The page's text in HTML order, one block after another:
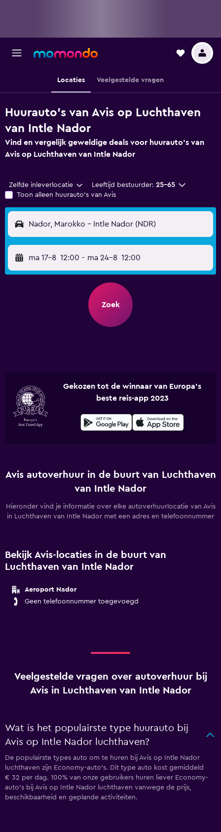
Locaties Veelgestelde vragen
Huurauto's van Avis op Luchthaven
van Intle Nador
Vind en vergelijk geweldige deals voor huurauto's van
Avis op Luchthaven van Intle Nador
Zelfde inleverlocatie Leeftijd bestuurder: 25-65
Toon alleen huurauto's van Avis
Nador, Marokko - Intle Nador (NDR)
ma 17-8 12:00 - ma 24-8 12:00
Zoek
Gekozen tot de winnaar van Europa's
beste reis-app 2023
Avis autoverhuur in de buurt van Luchthaven
van Intle Nador
Hieronder vind je informatie over elke autoverhuurlocatie van Avis
in Luchthaven van Intle Nador met een adres en telefoonnummer
Bekijk Avis-locaties in de buurt van
Luchthaven van Intle Nador
Aeroport Nador
Geen telefoonnummer toegevoegd
Veelgestelde vragen over autoverhuur bij
Avis in Luchthaven van Intle Nador
Wat is het populairste type huurauto bij
Avis op Intle Nador luchthaven?
De populairste types auto om te huren bij Avis op Intle Nador
luchthaven zijn Economy-auto's. Dit type auto kost gemiddeld
€ 32 per dag. 100% van onze gebruikers huren liever Economy-
auto's bij Avis op Intle Nador luchthaven vanwege de prijs,
beschikbaarheid en geplande activiteiten.